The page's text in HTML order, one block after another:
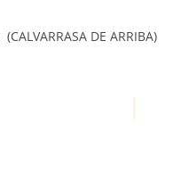
(CALVARRASA DE ARRIBA)